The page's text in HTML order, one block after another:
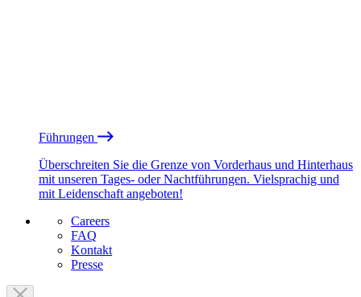
Führungen
Überschreiten Sie die Grenze von Vorderhaus und Hinterhaus
mit unseren Tages- oder Nachtführungen. Vielsprachig und
mit Leidenschaft angeboten!
Careers
FAQ
Kontakt
Presse